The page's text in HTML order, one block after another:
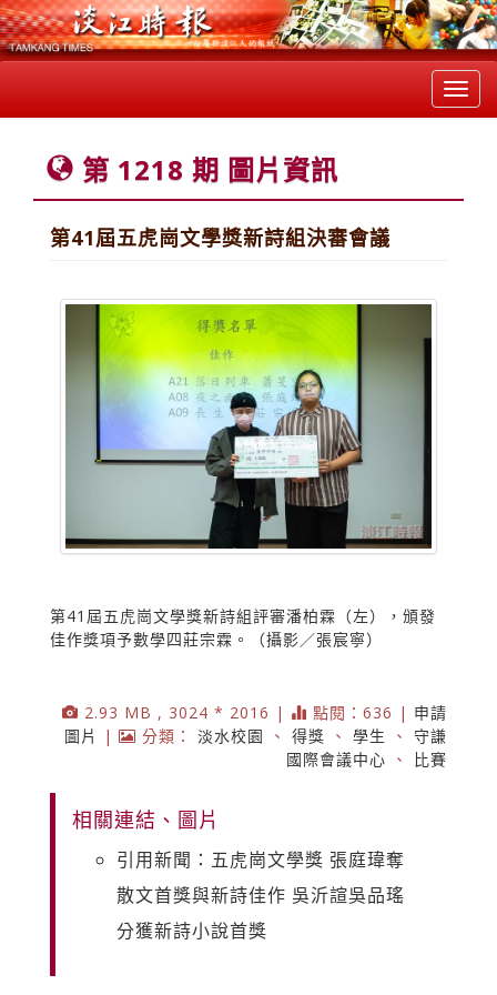
第 1218 期 圖片資訊
第41屆五虎崗文學獎新詩組決審會議
第41屆五虎崗文學獎新詩組評審潘柏霖（左），頒發
佳作獎項予數學四莊宗霖。（攝影／張宸寧）
2.93 MB , 3024 * 2016 | 點閱：636 | 申請
圖片
| 分類： 淡水校園 、 得獎 、 學生 、 守謙
國際會議中心 、 比賽
相關連結、圖片
引用新聞：五虎崗文學獎 張庭瑋奪
散文首獎與新詩佳作 吳沂諠吳品瑤
分獲新詩小說首獎